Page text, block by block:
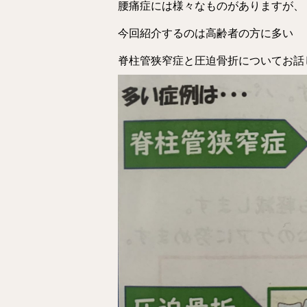
腰痛症には様々なものがありますが、
今回紹介するのは高齢者の方に多い
脊柱管狭窄症と圧迫骨折についてお